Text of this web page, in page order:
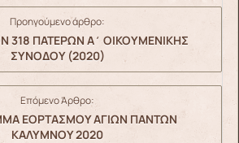
Προηγούμενο άρθρο:
318 ΠΑΤΕΡΩΝ Α΄ ΟΙΚΟΥΜΕΝΙΚΗΣ
ΣΥΝΟΔΟΥ (2020)
Επόμενο Άρθρο:
ΕΟΡΤΑΣΜΟΥ ΑΓΙΩΝ ΠΑΝΤΩΝ
ΚΑΛΥΜΝΟΥ 2020